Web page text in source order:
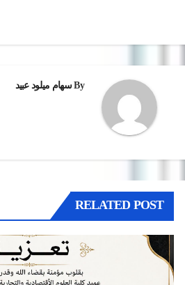
By سهام ميلود عبيد
RELATED POST